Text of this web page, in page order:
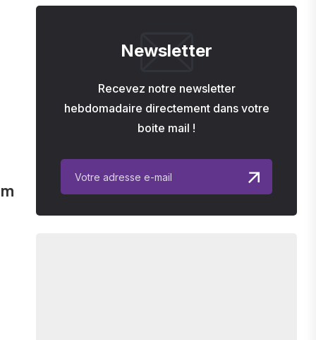
Newsletter
Recevez notre newsletter
hebdomadaire directement dans votre
boite mail !